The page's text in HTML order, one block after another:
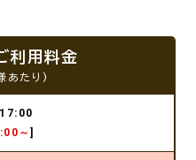
利用料金
あたり)
～]